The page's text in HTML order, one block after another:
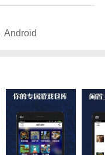
朋友或其它的玩
Android